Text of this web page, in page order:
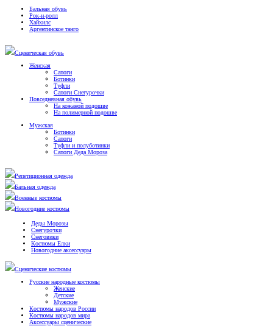
Бальная обувь
Рок-н-ролл
Хайхилс
Аргентинское танго
Сценическая обувь
Женская
Сапоги
Ботинки
Туфли
Сапоги Снегурочки
Повседневная обувь
На кожаной подошве
На полимерной подошве
Мужская
Ботинки
Сапоги
Туфли и полуботинки
Сапоги Деда Мороза
Репетиционная одежда
Бальная одежда
Военные костюмы
Новогодние костюмы
Деды Морозы
Снегурочки
Снеговики
Костюмы Елки
Новогодние аксессуары
Сценические костюмы
Русские народные костюмы
Женские
Детские
Мужские
Костюмы народов России
Костюмы народов мира
Аксессуары сценические